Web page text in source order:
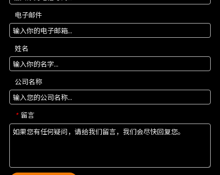
电子邮件
姓名
公司名称
* 留言